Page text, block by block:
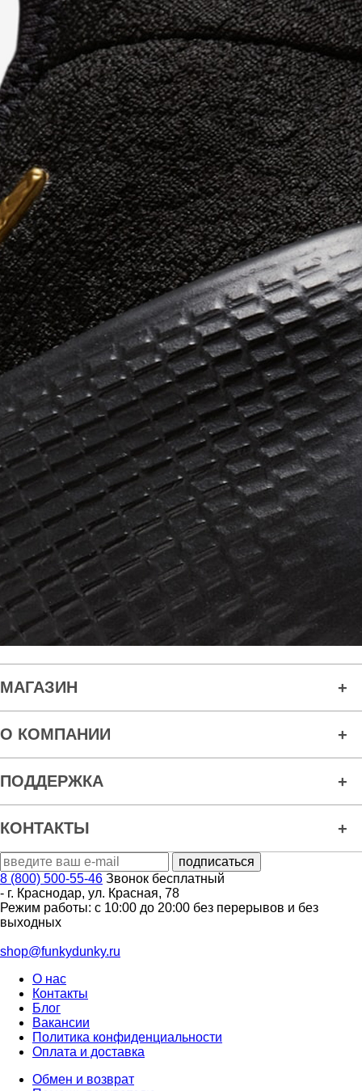
МАГАЗИН
О КОМПАНИИ
ПОДДЕРЖКА
КОНТАКТЫ
8 (800) 500-55-46 Звонок бесплатный
- г. Краснодар, ул. Красная, 78
Режим работы: с 10:00 до 20:00 без перерывов и без
выходных
shop@funkydunky.ru
О нас
Контакты
Блог
Вакансии
Политика конфиденциальности
Оплата и доставка
Обмен и возврат